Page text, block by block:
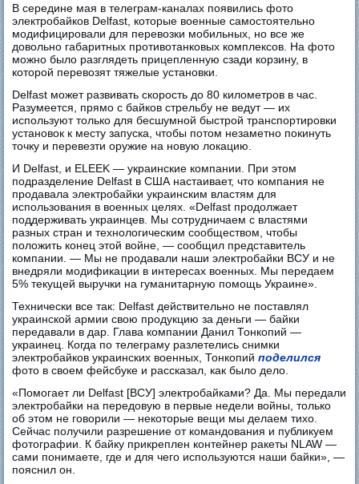
В середине мая в телеграм-каналах появились фото
электробайков Delfast, которые военные самостоятельно
модифицировали для перевозки мобильных, но все же
довольно габаритных противотанковых комплексов. На фото
можно было разглядеть прицепленную сзади корзину, в
которой перевозят тяжелые установки.
Delfast может развивать скорость до 80 километров в час.
Разумеется, прямо с байков стрельбу не ведут — их
используют только для бесшумной быстрой транспортировки
установок к месту запуска, чтобы потом незаметно покинуть
точку и перевезти оружие на новую локацию.
И Delfast, и ELEEK — украинские компании. При этом
подразделение Delfast в США настаивает, что компания не
продавала электробайки украинским властям для
использования в военных целях. «Delfast продолжает
поддерживать украинцев. Мы сотрудничаем с властями
разных стран и технологическим сообществом, чтобы
положить конец этой войне, — сообщил представитель
компании. — Мы не продавали наши электробайки ВСУ и не
внедряли модификации в интересах военных. Мы передаем
5% текущей выручки на гуманитарную помощь Украине».
Технически все так: Delfast действительно не поставлял
украинской армии свою продукцию за деньги — байки
передавали в дар. Глава компании Данил Тонкопий —
украинец. Когда по телеграму разлетелись снимки
электробайков украинских военных, Тонкопийподелился
фото в своем фейсбуке и рассказал, как было дело.
«Помогает ли Delfast [ВСУ] электробайками? Да. Мы передали
электробайки на передовую в первые недели войны, только
об этом не говорили — некоторые вещи мы делаем тихо.
Сейчас получили разрешение от командования и публикуем
фотографии. К байку прикреплен контейнер ракеты NLAW —
сами понимаете, где и для чего используются наши байки», —
пояснил он.